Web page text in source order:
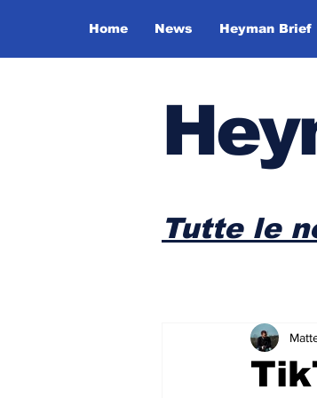
Home News Heyman Brief
Tutte le